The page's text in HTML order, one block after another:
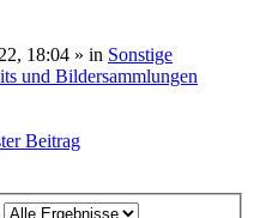
18:04 » in Sonstige
und Bildersammlungen
Beitrag